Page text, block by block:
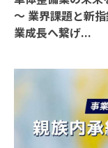
～ 業界課題と新
業成長へ繋げ...